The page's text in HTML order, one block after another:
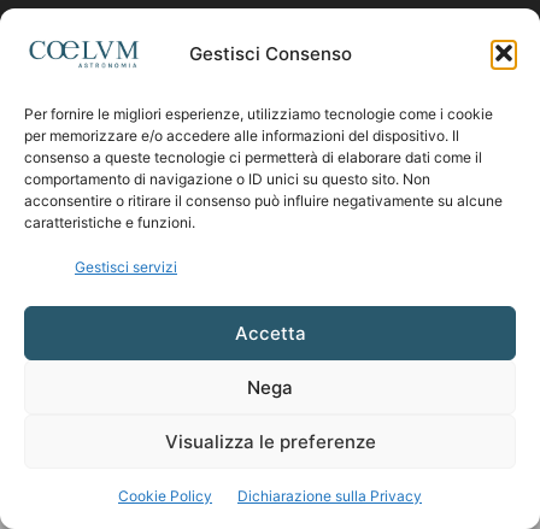
Gestisci Consenso
Per fornire le migliori esperienze, utilizziamo tecnologie come i cookie
per memorizzare e/o accedere alle informazioni del dispositivo. Il
consenso a queste tecnologie ci permetterà di elaborare dati come il
comportamento di navigazione o ID unici su questo sito. Non
acconsentire o ritirare il consenso può influire negativamente su alcune
caratteristiche e funzioni.
Gestisci servizi
Accetta
Nega
Visualizza le preferenze
Cookie Policy Dichiarazione sulla Privacy